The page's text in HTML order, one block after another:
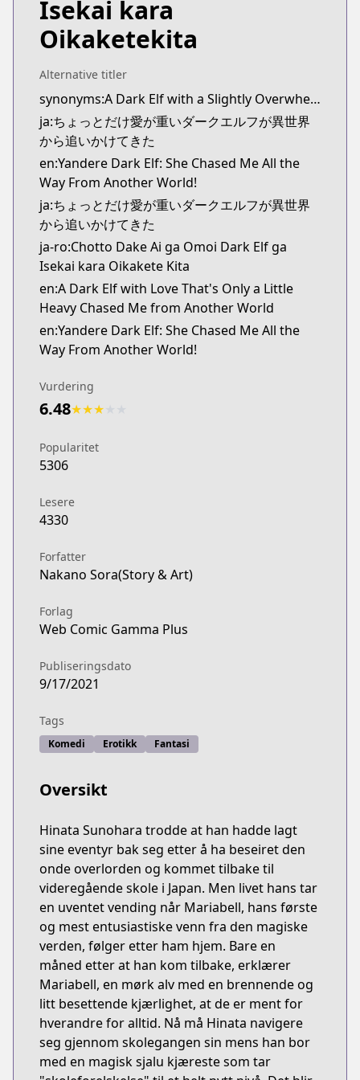
Kitsu
Kitsu
https://kitsu.app/manga/65586
MangaUpdates
https://www.mangaupdates.com/
Book☆Walker
Book☆Walker
https://bookwalker.jp/series/384344/list
Official English
Official English
https://sevenseasentertainment.com/series/
Isekai kara
Oikaketekita
Alternative titler
synonyms:A Dark Elf with a Slightly Overwhelming Love Chased Me All the Way from Another World
ja:ちょっとだけ愛が重いダークエルフが異世界
から追いかけてきた
en:Yandere Dark Elf: She Chased Me All the
Way From Another World!
ja:ちょっとだけ愛が重いダークエルフが異世界
から追いかけてきた
ja-ro:Chotto Dake Ai ga Omoi Dark Elf ga
Isekai kara Oikakete Kita
en:A Dark Elf with Love That's Only a Little
Heavy Chased Me from Another World
en:Yandere Dark Elf: She Chased Me All the
Way From Another World!
Vurdering
6.48★★★
Popularitet
5306
Lesere
4330
Forfatter
Nakano Sora(Story & Art)
Forlag
Web Comic Gamma Plus
Publiseringsdato
9/17/2021
Tags
Komedi Erotikk Fantasi
Oversikt
Hinata Sunohara trodde at han hadde lagt
sine eventyr bak seg etter å ha beseiret den
onde overlorden og kommet tilbake til
videregående skole i Japan. Men livet hans tar
en uventet vending når Mariabell, hans første
og mest entusiastiske venn fra den magiske
verden, følger etter ham hjem. Bare en
måned etter at han kom tilbake, erklærer
Mariabell, en mørk alv med en brennende og
litt besettende kjærlighet, at de er ment for
hverandre for alltid. Nå må Hinata navigere
seg gjennom skolegangen sin mens han bor
med en magisk sjalu kjæreste som tar